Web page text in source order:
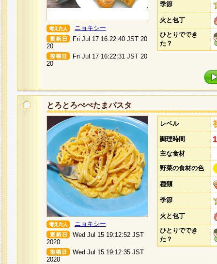
ニョキシー
Fri Jul 17 16:22:40 JST 20
20
Fri Jul 17 16:22:31 JST 20
20
季節
火と包丁
ひとりででき
た？
とろとろぺぺたまパスタ
ニョキシー
Wed Jul 15 19:12:52 JST
2020
Wed Jul 15 19:12:35 JST
2020
レベル
調理時間
主な食材
野菜の食材の色
種類
季節
火と包丁
ひとりででき
た？